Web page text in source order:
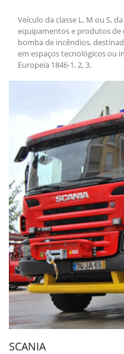
Veículo da classe L, M ou S,
equipamentos e produtos de
bomba de incêndios,
em espaços tecnológicos ou
Europeia 1846-1, 2, 3.
SCANIA